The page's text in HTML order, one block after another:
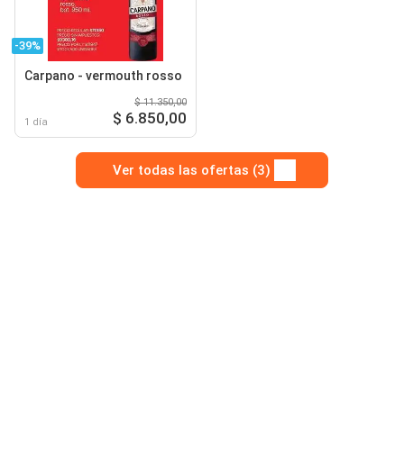
-39%
Carpano - vermouth rosso
1 día
$ 11.350,00
$ 6.850,00
Ver todas las ofertas (3)